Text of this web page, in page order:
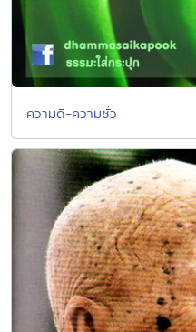
ความดี-ความชั่ว